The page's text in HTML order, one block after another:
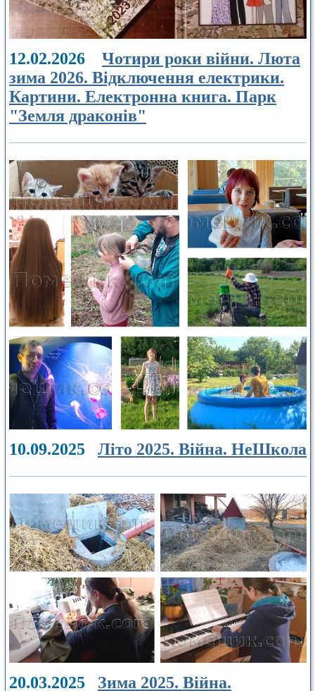
12.02.2026 Чотири роки війни. Люта
зима 2026. Відключення електрики.
Картини. Електронна книга. Парк
"Земля драконів"
10.09.2025 Літо 2025. Війна. НеШкола
20.03.2025 Зима 2025. Війна.